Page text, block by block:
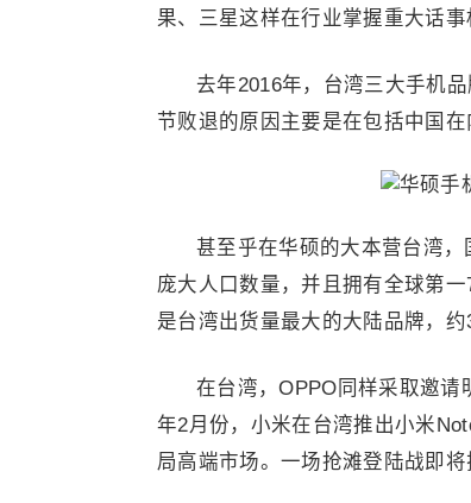
果、三星这样在行业掌握重大话事
去年2016年，台湾三大手机
节败退的原因主要是在包括中国
甚至乎在华硕的大本营台湾
庞大人口数量，并且拥有全球第
是台湾出货量最大的大陆品牌，
在台湾，OPPO同样采取邀
年2月份，小米在台湾推出小米
局高端市场。一场抢滩登陆战即将